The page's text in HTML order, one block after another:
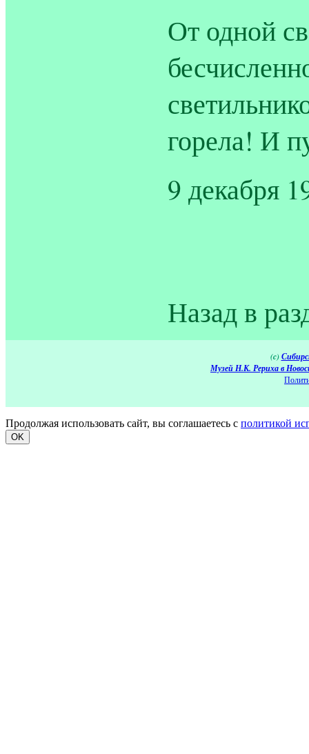
От одной
горела! И
9 декабря
Назад в
(c)
Музей Н.К. Рериха в
Продолжая использовать сайт, вы соглашаетесь с политикой
OK